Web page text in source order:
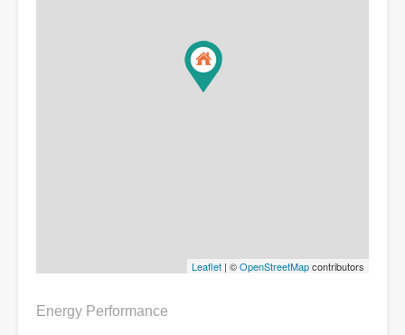
Leaflet | ©OpenStreetMapcontributors
Energy Performance